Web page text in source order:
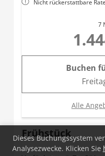
Nicht rückerstattbare Rate
7
Buchen
Alle
Frühstück
Dieses Buchungssystem
Analysezwecke. Klicken Sie